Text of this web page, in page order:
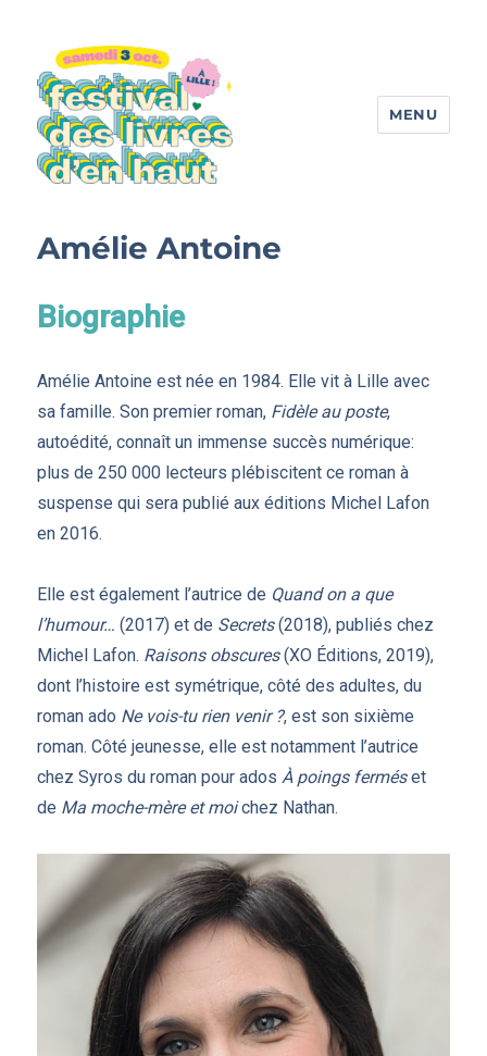
MENU
Amélie Antoine
Biographie
Amélie Antoine est née en 1984. Elle vit à Lille avec
sa famille. Son premier roman, Fidèle au poste,
autoédité, connaît un immense succès numérique:
plus de 250 000 lecteurs plébiscitent ce roman à
suspense qui sera publié aux éditions Michel Lafon
en 2016.
Elle est également l’autrice de Quand on a que
l’humour… (2017) et de Secrets(2018), publiés chez
Michel Lafon. Raisons obscures(XO Éditions, 2019),
dont l’histoire est symétrique, côté des adultes, du
roman ado Ne vois-tu rien venir ?, est son sixième
roman. Côté jeunesse, elle est notamment l’autrice
chez Syros du roman pour ados À poings ferméset
de Ma moche-mère et moichez Nathan.